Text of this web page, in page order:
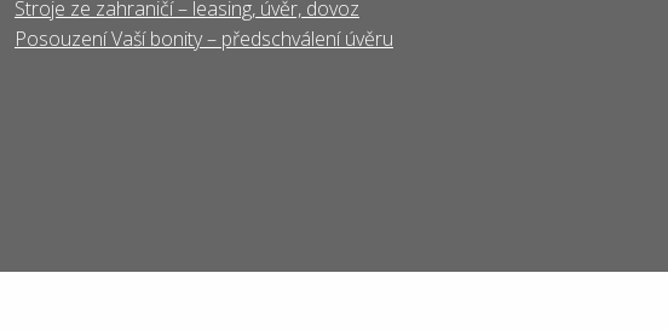
Stroje ze zahraničí – leasing, úvěr, dovoz
Posouzení Vaší bonity – předschválení úvěru